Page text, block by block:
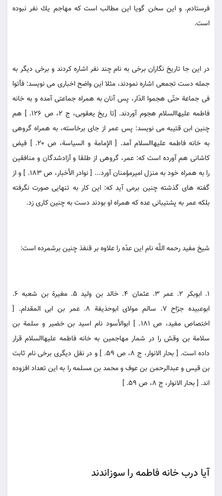
فرستادم. و اين سخن گويا اين مطالب است كه مهاجم يك نفر نبوده
است.
در اين جا تاريخ نگاران برخى به نام چند نفر اشاره كردند و برخى ديگر به
جمله دست تجمعى اشاره نمودند، مثلا اين واضح اخبارى مى نويسد: فأتوا
فى جماعة حتّى هجموا الدّار، پس آنان به همراه جماعتى آمده و به خانه
فاطمه عليهاالسلام هجوم آوردند. [تا ريخ يعقوبى، ج 2، ص 126. ] هم
چنين ابن قتيبه مى نويسد: پس عمر از جاى برخاسته، به همراه گروهى
به خانه فاطمه عليهاالسلام آمد. [ الإمامة و السياسة، ص 20. ] فيض
كاشانى هم آورده است كه: عمر، گروهى از طلقا و آزادشدگان و منافقين
را به همراه خود به منزل اميرمؤمنان آورد... [ نوادر الأخبار، ص 183. ] و از
گفته هاى گذشته چنين برمى آيد كه: اين كار به تنهايى صورت نگرفته
بلكه عمر به پشتيبانى عده كه همراه او بودند دست به چنين كارى زد.
شيخ مفيد رحمه اللَّه نام اين عدّه را علاوه بر قنفذ چنين برشمرده است:
1. ابوبكر 2. عمر 3. عثمان 4. خالد بن وليد 5. مغيرة بن شعبه 6.
ابوعبيده جرّاح 7. سالم مولاى ابوحذيفة 8. عمر بن ابى المقدام. [
اختصاص مفيد، ص 181. ] ابوالأسود نام اسيد بن خضير و سلمة بن
سلامة بن وقش را در شمار مهاجمين به خانه فاطمه عليهاالسلام قرار
داده است. [ بحار الانوار، ج 8، ص 59. ] و در نقل ديگرى برخى نام ثابت
بن قيس و عبدالرحمن بن عوف و محمد بن مسلمه را به اين تعداد افزوده
اند. [ بحار الانوار، ج 8، ص 59. ]
آيا درب خانه فاطمه را سوزاندند